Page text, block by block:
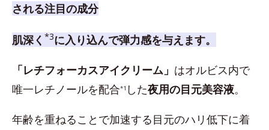
される注目の成分
肌深く *3に入り込んで弾力感を与えます。
「レチフォーカスアイクリーム」 はオルビス内で
唯一レチノールを配合*1 した夜用の目元美容液。
年齢を重ねることで加速する目元のハリ低下に着